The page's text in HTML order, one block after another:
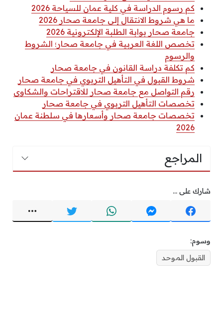
كم رسوم الدراسة في كلية عمان للسياحة 2026
ما هي شروط الانتقال إلى جامعة صحار 2026
جامعة صحار بوابة الطلبة الإلكترونية 2026
تخصص اللغة العربية في جامعة صحار؛ الشروط
والرسوم
كم تكلفة دراسة القانون في جامعة صحار
شروط القبول في التأهيل التربوي في جامعة صحار
رقم التواصل مع جامعة صحار للاقتراحات والشكاوى
تخصصات التأهيل التربوي في جامعة صحار
تخصصات جامعة صحار وأسعارها في سلطنة عمان
2026
المراجع
شارك على ...
وسوم:
القبول الموحد